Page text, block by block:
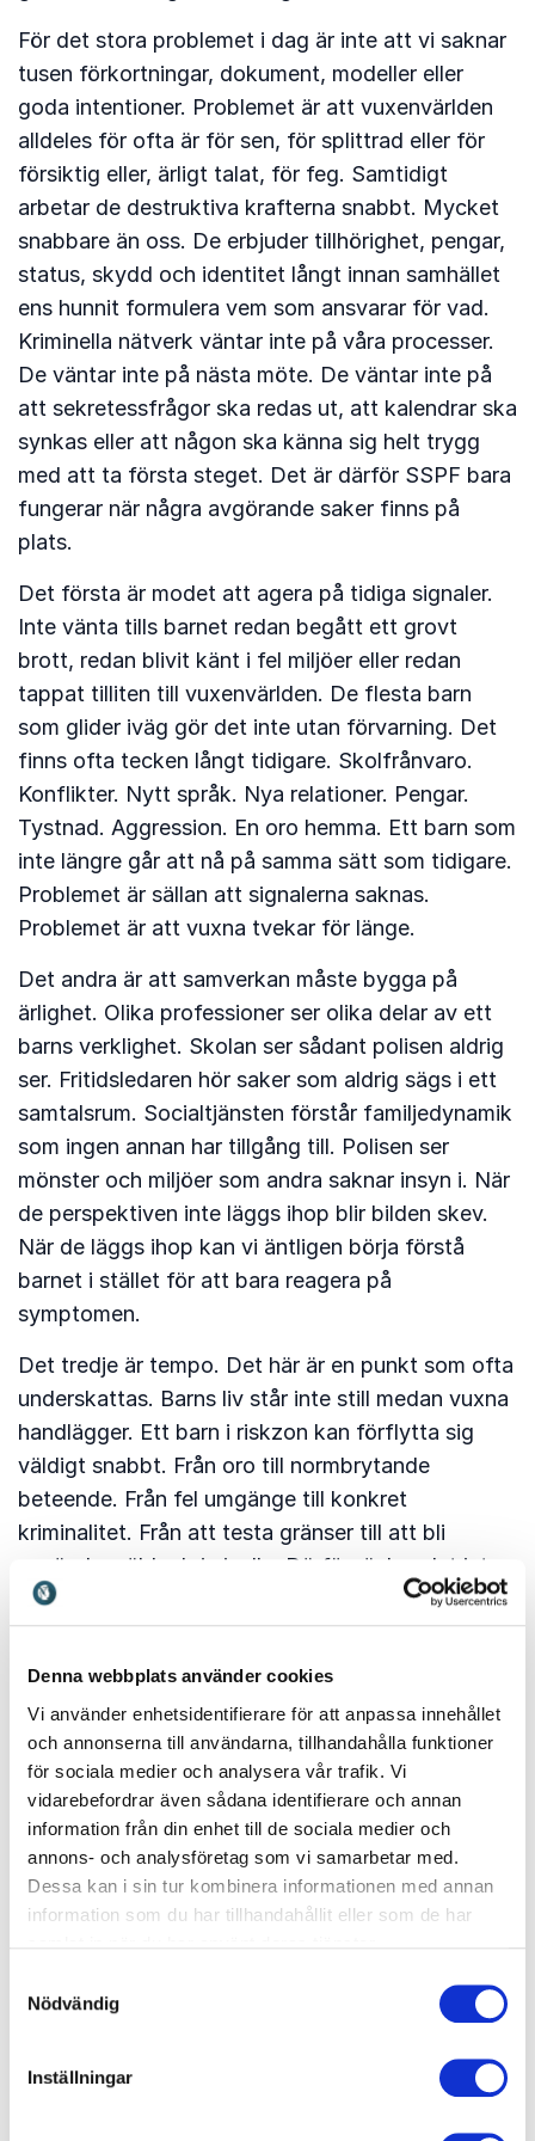
Denna webbplats använder cookies
Vi använder enhetsidentifierare för att anpassa innehållet
och annonserna till användarna, tillhandahålla funktioner
för sociala medier och analysera vår trafik. Vi
vidarebefordrar även sådana identifierare och annan
information från din enhet till de sociala medier och
annons- och analysföretag som vi samarbetar med.
Dessa kan i sin tur kombinera informationen med annan
information som du har tillhandahållit eller som de har
Nödvändig
Inställningar
För det stora problemet i dag är inte att vi saknar
tusen förkortningar, dokument, modeller eller
goda intentioner. Problemet är att vuxenvärlden
alldeles för ofta är för sen, för splittrad eller för
försiktig eller, ärligt talat, för feg. Samtidigt
arbetar de destruktiva krafterna snabbt. Mycket
snabbare än oss. De erbjuder tillhörighet, pengar,
status, skydd och identitet långt innan samhället
ens hunnit formulera vem som ansvarar för vad.
Kriminella nätverk väntar inte på våra processer.
De väntar inte på nästa möte. De väntar inte på
att sekretessfrågor ska redas ut, att kalendrar ska
synkas eller att någon ska känna sig helt trygg
med att ta första steget. Det är därför SSPF bara
fungerar när några avgörande saker finns på
plats.
Det första är modet att agera på tidiga signaler.
Inte vänta tills barnet redan begått ett grovt
brott, redan blivit känt i fel miljöer eller redan
tappat tilliten till vuxenvärlden. De flesta barn
som glider iväg gör det inte utan förvarning. Det
finns ofta tecken långt tidigare. Skolfrånvaro.
Konflikter. Nytt språk. Nya relationer. Pengar.
Tystnad. Aggression. En oro hemma. Ett barn som
inte längre går att nå på samma sätt som tidigare.
Problemet är sällan att signalerna saknas.
Problemet är att vuxna tvekar för länge.
Det andra är att samverkan måste bygga på
ärlighet. Olika professioner ser olika delar av ett
barns verklighet. Skolan ser sådant polisen aldrig
ser. Fritidsledaren hör saker som aldrig sägs i ett
samtalsrum. Socialtjänsten förstår familjedynamik
som ingen annan har tillgång till. Polisen ser
mönster och miljöer som andra saknar insyn i. När
de perspektiven inte läggs ihop blir bilden skev.
När de läggs ihop kan vi äntligen börja förstå
barnet i stället för att bara reagera på
symptomen.
Det tredje är tempo. Det här är en punkt som ofta
underskattas. Barns liv står inte still medan vuxna
handlägger. Ett barn i riskzon kan förflytta sig
väldigt snabbt. Från oro till normbrytande
beteende. Från fel umgänge till konkret
kriminalitet. Från att testa gränser till att bli
använd av äldre kriminella. Därför räcker det inte
att samverkan är välmenande. Den måste också
vara snabb.
Det fjärde är uthållighet. Och kanske är det det
allra svåraste. För de barn vi är mest oroliga för
förändras sällan av en enskild insats. Inte av ett
möte. Inte av ett orossamtal. Inte av en tillfällig
markering. Det som ofta gör skillnad är när vuxna
visar att de tänker stanna kvar. Fortsätta fråga.
Fortsätta följa upp. Fortsätta sätta gränser.
Fortsätta bry sig också när barnet inte tackar för
Det är där SSPF prövas på riktigt. Inte i
Och det är också därför det här ämnet angår fler